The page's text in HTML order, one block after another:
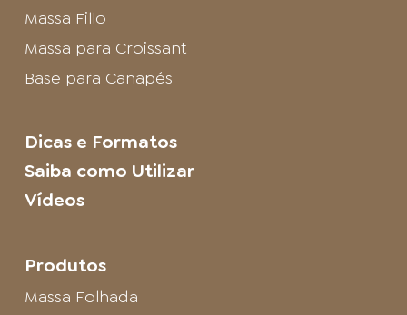
Massa Fillo
Massa para Croissant
Base para Canapés
Dicas e Formatos
Saiba como Utilizar
Vídeos
Produtos
Massa Folhada